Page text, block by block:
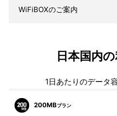
WiFiBOXのご案内
日本国内
1日あたりのデータ
200MBプラン